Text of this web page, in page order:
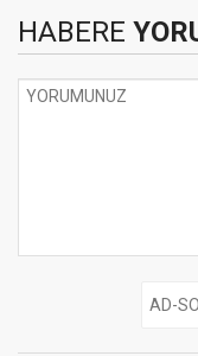
HABERE